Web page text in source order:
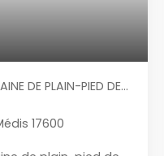
DE PLAIN-PIED DE
17600